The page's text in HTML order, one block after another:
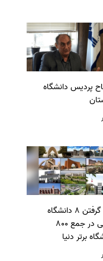
پردیس دانشگاه
قرار گرفتن 8 دانشگاه
ایرانی در جمع 800
برتر دنیا